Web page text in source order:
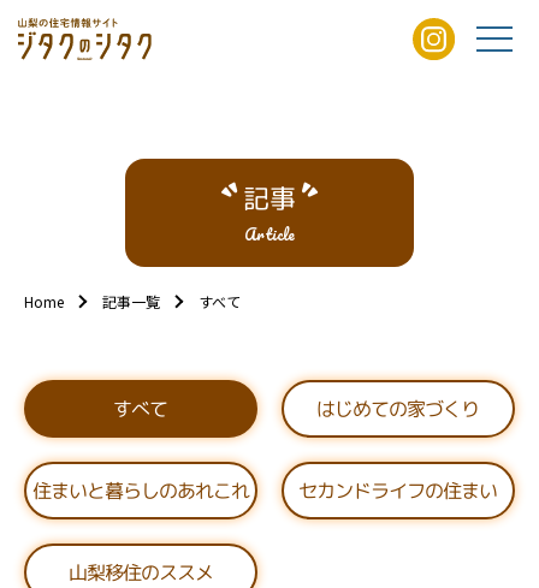
記事
Article
Home 記事一覧 すべて
すべて はじめての家づくり
住まいと暮らしのあれこれ セカンドライフの住まい
山梨移住のススメ